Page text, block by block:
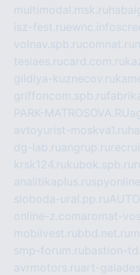
multimodal.msk.ru
isz-fest.ruewnc.info
volnav.spb.rucomnat.ru
tesiaes.rucard.com.ru
gildiya-kuznecov.ru
griffoncom.spb.ru
PARK-MATROSOVA.RU
avtoyurist-moskva1.ru
dg-lab.ruangrup.ru
krsk124.rukubok.spb.ru
analitikaplus.ru
sloboda-ural.pp.ru
online-z.comaromat-
mobilvest.rubbd.net.ru
smp-forum.rubastion-
avrmotors.ruart-